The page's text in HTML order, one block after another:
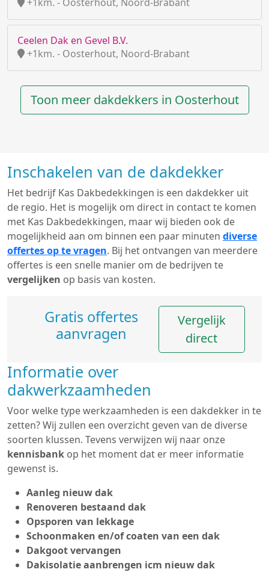
Ceelen Dak en Gevel B.V.
+1km. - Oosterhout, Noord-Brabant
Toon meer dakdekkers in Oosterhout
Inschakelen van de dakdekker
Het bedrijf Kas Dakbedekkingen is een dakdekker uit
de regio. Het is mogelijk om direct in contact te komen
met Kas Dakbedekkingen, maar wij bieden ook de
mogelijkheid aan om binnen een paar minuten diverse
offertes op te vragen. Bij het ontvangen van meerdere
offertes is een snelle manier om de bedrijven te
vergelijken op basis van kosten.
Gratis offertes
aanvragen
Vergelijk
direct
Informatie over
dakwerkzaamheden
Voor welke type werkzaamheden is een dakdekker in te
zetten? Wij zullen een overzicht geven van de diverse
soorten klussen. Tevens verwijzen wij naar onze
kennisbank op het moment dat er meer informatie
gewenst is.
Aanleg nieuw dak
Renoveren bestaand dak
Opsporen van lekkage
Schoonmaken en/of coaten van een dak
Dakgoot vervangen
Dakisolatie aanbrengen icm nieuw dak